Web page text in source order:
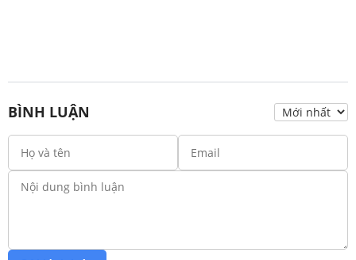
BÌNH LUẬN